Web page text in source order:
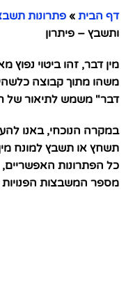
דף הבית » פתרונות
ותשבץ – פיתרון
מין דבר, זהו ביטוי
משהו מתוך קבוצה
דבר" משמש לתיאור של
במקרה הנוכחי, באנו
תשחץ או תשבץ למונח
כל הפתרונות האפשריים,
מספר המשבצות